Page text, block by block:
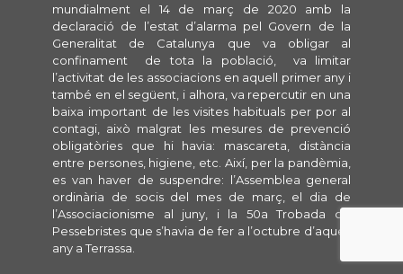
mundialment el 14 de març de 2020 amb la
declaració de l’estat d’alarma pel Govern de la
Generalitat de Catalunya que va obligar al
confinament de tota la població, va limitar
l’activitat de les associacions en aquell primer any i
també en el següent, i alhora, va repercutir en una
baixa important de les visites habituals per por al
contagi, això malgrat les mesures de prevenció
obligatòries que hi havia: mascareta, distància
entre persones, higiene, etc. Així, per la pandèmia,
es van haver de suspendre: l’Assemblea general
ordinària de socis del mes de març, el dia de
l’Associacionisme al juny, i la 50a Trobada de
Pessebristes que s’havia de fer a l’octubre d’aquell
any a Terrassa.